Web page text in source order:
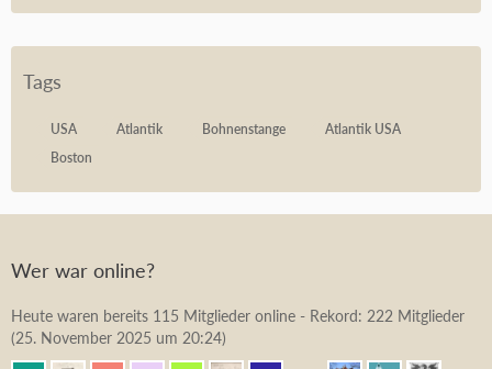
Tags
USA Atlantik Bohnenstange
Atlantik USA
Boston
Wer war online?
Heute waren bereits 115 Mitglieder online - Rekord: 222 Mitglieder
(25. November 2025 um 20:24)